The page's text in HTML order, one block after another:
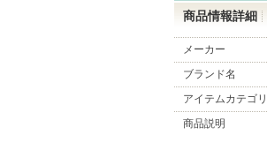
商品情報詳細
メーカー
ブランド名
アイテムカテゴリ
商品説明